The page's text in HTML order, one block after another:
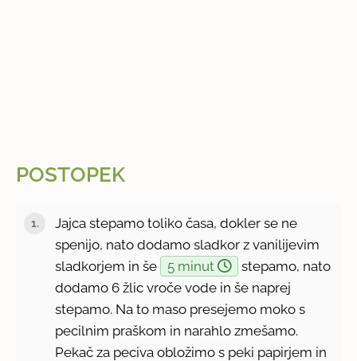
POSTOPEK
Jajca stepamo toliko časa, dokler se ne
spenijo, nato dodamo sladkor z vanilijevim
sladkorjem in še
5 minut
stepamo, nato
dodamo 6 žlic vroče vode in še naprej
stepamo. Na to maso presejemo moko s
pecilnim praškom in narahlo zmešamo.
Pekač za peciva obložimo s peki papirjem in